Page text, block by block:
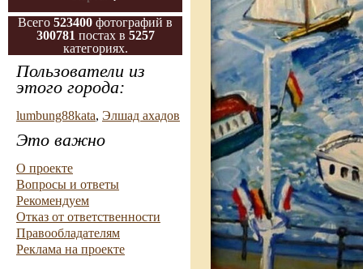
Всего 523400 фотографий в
300781 постах в 5257
категориях.
Пользователи из
этого города:
lumbung88kata, Элшад ахадов
Это важно
О проекте
Вопросы и ответы
Рекомендуем
Отказ от ответственности
Правообладателям
Реклама на проекте